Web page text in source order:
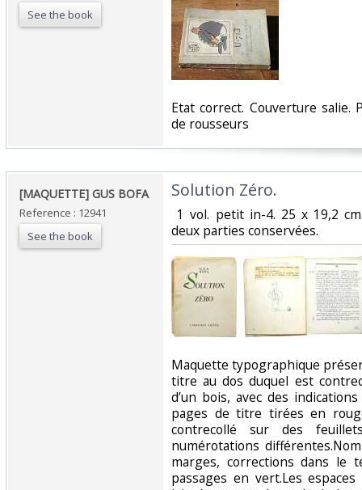
See the book
‎Etat correct. Couverture salie.
de rousseurs‎
‎[MAQUETTE] GUS BOFA‎
Reference : 12941
See the book
‎Solution Zéro. ‎
1 vol. petit in-4. 25 x 19,2
deux parties conservées.‎
‎Maquette typographique
titre au dos duquel est
d’un bois, avec des
pages de titre tirées en
contrecollé sur des
numérotations
marges, corrections dans le
passages en vert.Les